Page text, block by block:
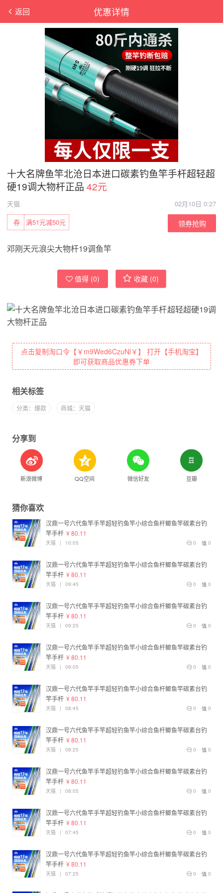
优惠详情
返回
十大名牌鱼竿北沧日本进口碳素钓鱼竿手杆超轻超
硬19调大物杆正品 42元
天猫
02月10日 0:27
满51元减50元
券 领券抢购
邓刚天元浪尖大物杆19调鱼竿
值得 (0) 收藏 (0)
点击复制淘口令【￥m9Wed6CzuNl￥】 打开【手机淘宝】
即可获取商品优惠券下单
相关标签
分类：爆款 商城：天猫
分享到
新浪微博 QQ空间 微信好友 豆瓣
猜你喜欢
汉鼎一号六代鱼竿手竿超轻钓鱼竿小综合鱼杆鲫鱼竿碳素台钓
竿手杆 ¥ 80.11
0
0
天猫 | 10:05
汉鼎一号六代鱼竿手竿超轻钓鱼竿小综合鱼杆鲫鱼竿碳素台钓
竿手杆 ¥ 80.11
0
0
天猫 | 09:45
汉鼎一号六代鱼竿手竿超轻钓鱼竿小综合鱼杆鲫鱼竿碳素台钓
竿手杆 ¥ 80.11
0
0
天猫 | 09:25
汉鼎一号六代鱼竿手竿超轻钓鱼竿小综合鱼杆鲫鱼竿碳素台钓
竿手杆 ¥ 80.11
0
0
天猫 | 09:05
汉鼎一号六代鱼竿手竿超轻钓鱼竿小综合鱼杆鲫鱼竿碳素台钓
竿手杆 ¥ 80.11
0
0
天猫 | 08:45
汉鼎一号六代鱼竿手竿超轻钓鱼竿小综合鱼杆鲫鱼竿碳素台钓
竿手杆 ¥ 80.11
0
0
天猫 | 08:25
汉鼎一号六代鱼竿手竿超轻钓鱼竿小综合鱼杆鲫鱼竿碳素台钓
竿手杆 ¥ 80.11
0
0
天猫 | 08:05
汉鼎一号六代鱼竿手竿超轻钓鱼竿小综合鱼杆鲫鱼竿碳素台钓
竿手杆 ¥ 80.11
0
0
天猫 | 07:45
汉鼎一号六代鱼竿手竿超轻钓鱼竿小综合鱼杆鲫鱼竿碳素台钓
竿手杆 ¥ 80.11
0
0
天猫 | 07:25